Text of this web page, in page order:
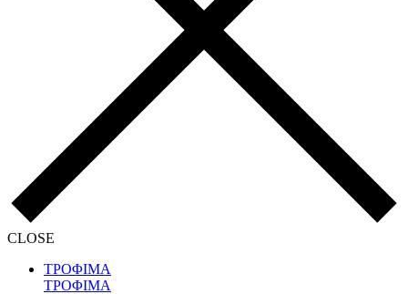
CLOSE
ΤΡΟΦΙΜΑ
ΤΡΟΦΙΜΑ